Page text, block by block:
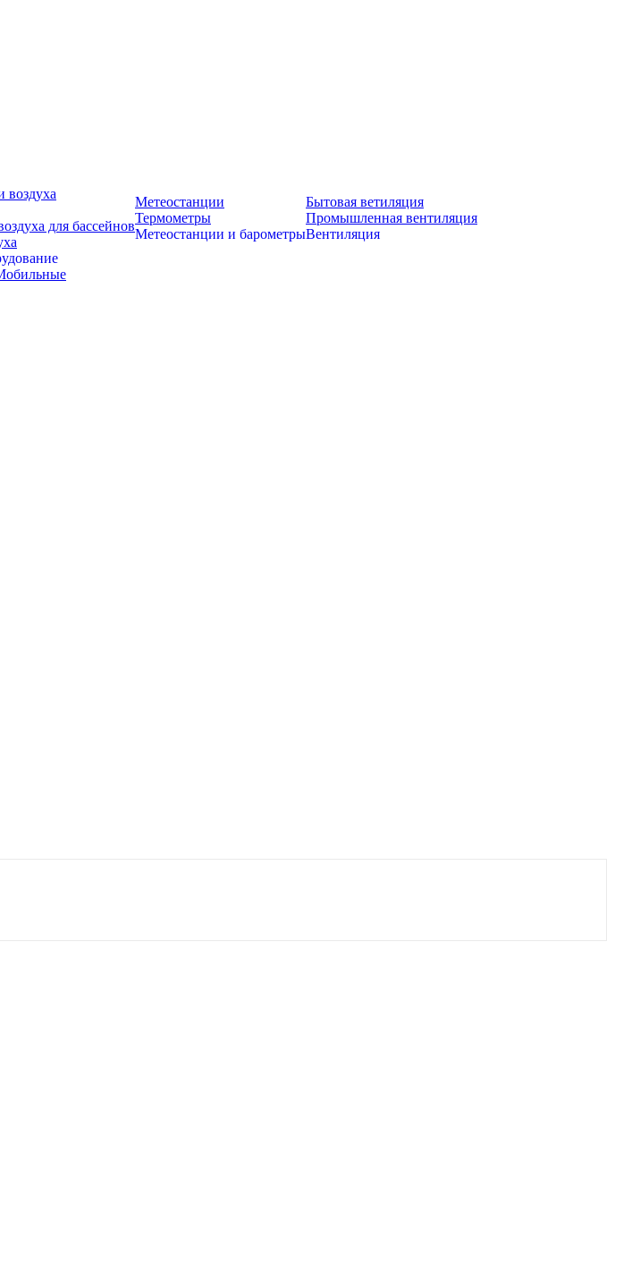
воздуха
для бассейнов
Метеостанции
Термометры
Метеостанции и барометры
Бытовая ветиляция
Промышленная вентиляция
Вентиляция